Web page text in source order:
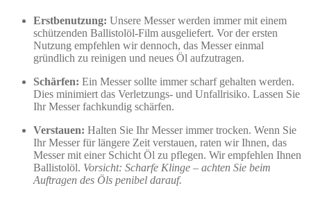
Erstbenutzung: Unsere Messer werden immer mit einem
schützenden Ballistolöl-Film ausgeliefert. Vor der ersten
Nutzung empfehlen wir dennoch, das Messer einmal
gründlich zu reinigen und neues Öl aufzutragen.
Schärfen: Ein Messer sollte immer scharf gehalten werden.
Dies minimiert das Verletzungs- und Unfallrisiko. Lassen Sie
Ihr Messer fachkundig schärfen.
Verstauen: Halten Sie Ihr Messer immer trocken. Wenn Sie
Ihr Messer für längere Zeit verstauen, raten wir Ihnen, das
Messer mit einer Schicht Öl zu pflegen. Wir empfehlen Ihnen
Ballistolöl. Vorsicht: Scharfe Klinge – achten Sie beim
Auftragen des Öls penibel darauf.